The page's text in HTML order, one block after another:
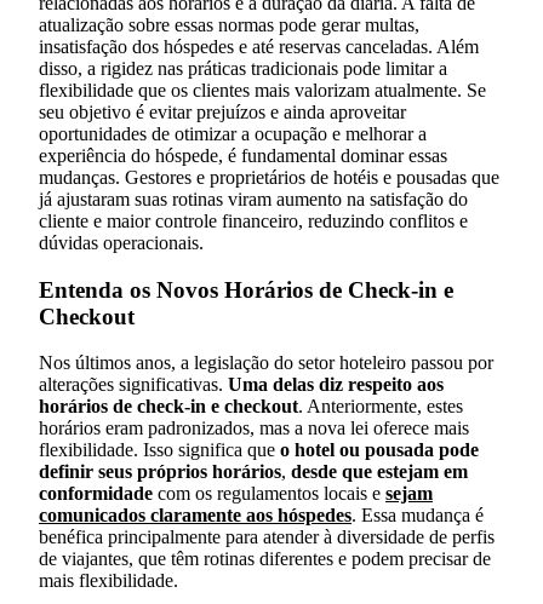
atualização sobre essas normas pode gerar multas,
insatisfação dos hóspedes e até reservas canceladas. Além
disso, a rigidez nas práticas tradicionais pode limitar a
flexibilidade que os clientes mais valorizam atualmente. Se
seu objetivo é evitar prejuízos e ainda aproveitar
oportunidades de otimizar a ocupação e melhorar a
experiência do hóspede, é fundamental dominar essas
mudanças. Gestores e proprietários de hotéis e pousadas que
já ajustaram suas rotinas viram aumento na satisfação do
cliente e maior controle financeiro, reduzindo conflitos e
dúvidas operacionais.
Entenda os Novos Horários de Check-in e
Checkout
Nos últimos anos, a legislação do setor hoteleiro passou por
alterações significativas. Uma delas diz respeito aos
horários de check-in e checkout. Anteriormente, estes
horários eram padronizados, mas a nova lei oferece mais
flexibilidade. Isso significa que o hotel ou pousada pode
definir seus próprios horários, desde que estejam em
conformidade com os regulamentos locais e sejam
comunicados claramente aos hóspedes. Essa mudança é
benéfica principalmente para atender à diversidade de perfis
de viajantes, que têm rotinas diferentes e podem precisar de
mais flexibilidade.